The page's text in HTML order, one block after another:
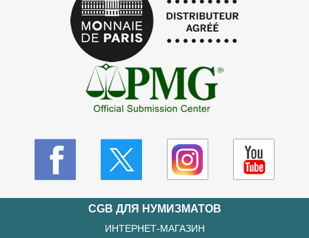
CGB ДЛЯ НУМИЗМАТОВ
ИНТЕРНЕТ-МАГАЗИН